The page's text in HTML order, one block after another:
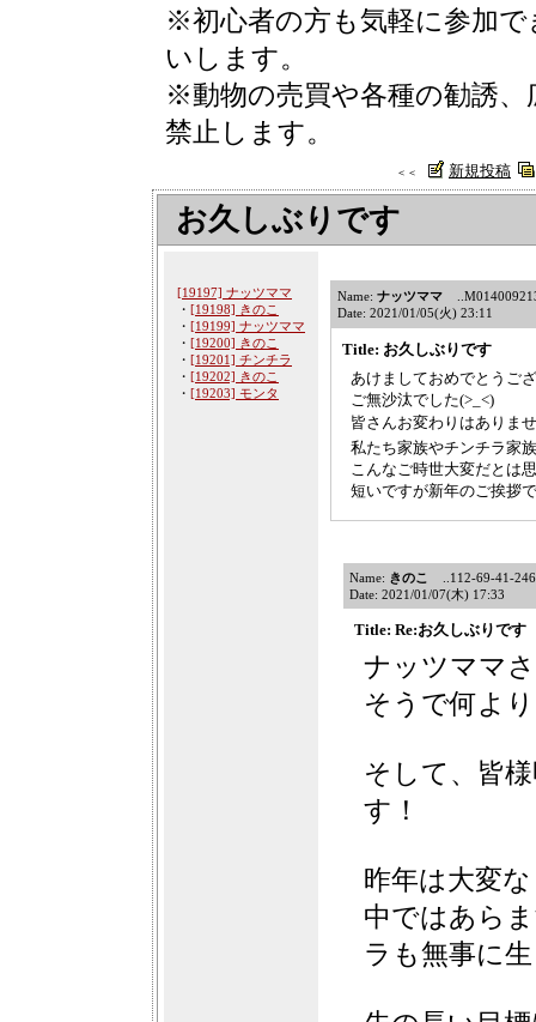
※初心者の方も気軽に参加
いします。
※動物の売買や各種の勧誘
禁止します。
＜＜ 新規投稿
お久しぶりです
[19197] ナッツママ
・ [19198] きのこ
・ [19199] ナッツママ
・ [19200] きのこ
・ [19201] チンチラ
・ [19202] きのこ
・ [19203] モンタ
Name: ナッツママ
Date: 2021/01/05(火) 23:11
Title: お久しぶりです
あけましておめでとうご
ご無沙汰でした(>_<)
皆さんお変わりはありま
私たち家族やチンチラ家
こんなご時世大変だとは
短いですが新年のご挨拶
Name: きのこ
..112-69-41-
Date: 2021/01/07(木) 17:33
Title: Re:お久しぶりです
ナッツママ
そうで何よ
そして、皆
す！
昨年は大変
中ではあら
ラも無事に